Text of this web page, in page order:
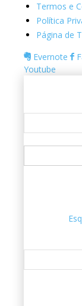
Termos e
Política
Página de
Evernote
Youtube